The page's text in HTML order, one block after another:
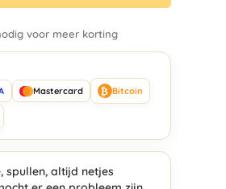
voor meer korting
Mastercard ₿ Bitcoin
spullen, altijd netjes